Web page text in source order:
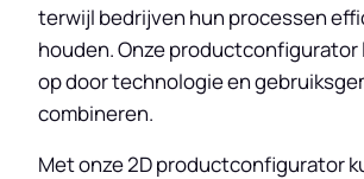
terwijl bedrijven hun processen
houden. Onze
op door technologie en
combineren.
Met onze 2D productconfigurator